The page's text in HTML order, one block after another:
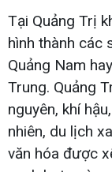
Tại Quảng Trị
hình thành các
Quảng Nam
Trung. Quảng
nguyên, khí
nhiên, du lịch
văn hóa được